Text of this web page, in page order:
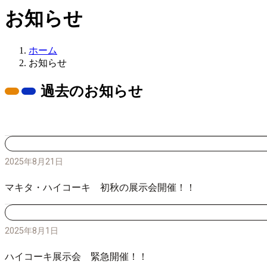
お知らせ
ホーム
お知らせ
過去のお知らせ
2025年8月21日
マキタ・ハイコーキ 初秋の展示会開催！！
2025年8月1日
ハイコーキ展示会 緊急開催！！